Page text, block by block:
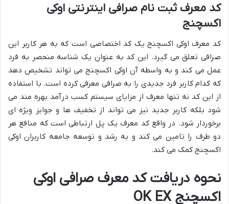
کد معرف ثبت نام صرافی اینترنتی اوکی
اکسچنج
کد معرف اوکی اکسچنج یک کد اختصاصی است که به هر کاربر این
صرافی تعلق می گیرد. این کد به عنوان یک شناسه منحصر به فرد
عمل می کند و به واسطه آن اوکی اکسچنج می تواند تشخیص دهد
که کدام کاربر فرد جدیدی را به صرافی معرفی کرده است. با استفاده
از این کد نه تنها معرف از مزایای سیستم کسب درآمد بهره مند می
شود بلکه کاربر جدید نیز می تواند از تخفیف ها و جوایز ویژه ای
برخوردار شود. در واقع کد معرف یک پل ارتباطی است که منافع هر
دو طرف را تامین می کند و به رشد و توسعه جامعه کاربران اوکی
اکسچنج کمک می کند.
نحوه دریافت کد معرف صرافی اوکی
اکسچنج OK EX